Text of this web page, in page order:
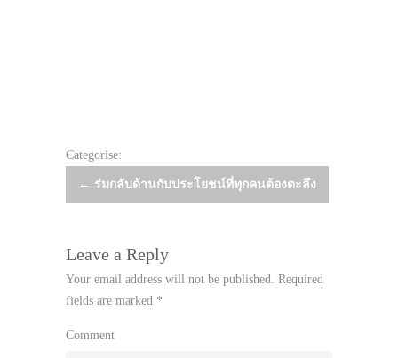
Categorise:
Post
← ร่มกลับด้านกับประโยชน์ที่ทุกคนต้องตะลึง
Leave a Reply
Your email address will not be published. Required
fields are marked *
Comment